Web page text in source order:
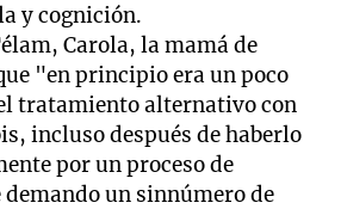
y cognición.
Carola, la mamá de
"en principio era un poco
tratamiento alternativo con
incluso después de haberlo
por un proceso de
un sinnúmero de